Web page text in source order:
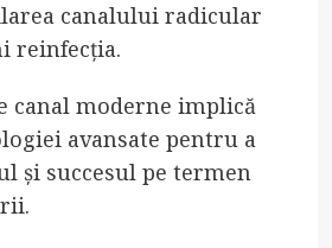
canalului radicular
reinfecția.
canal moderne implică
avansate pentru a
și succesul pe termen